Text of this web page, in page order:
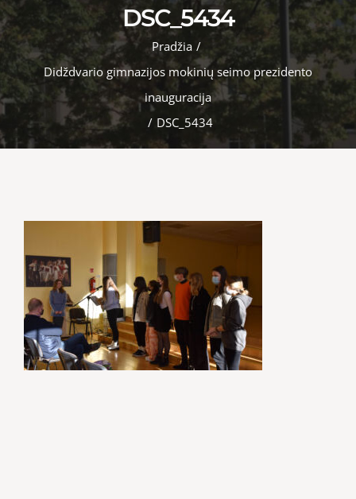
DSC_5434
Pradžia /
Didždvario gimnazijos mokinių seimo prezidento
inauguracija
/ DSC_5434